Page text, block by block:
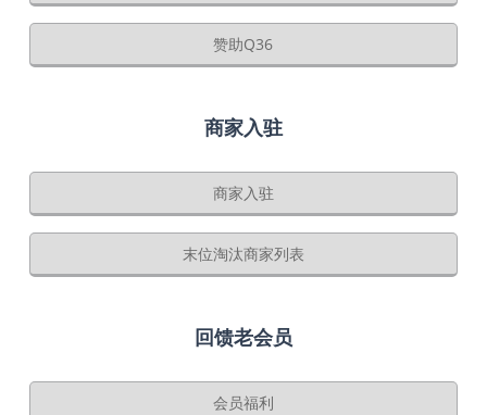
赞助Q36
商家入驻
商家入驻
末位淘汰商家列表
回馈老会员
会员福利